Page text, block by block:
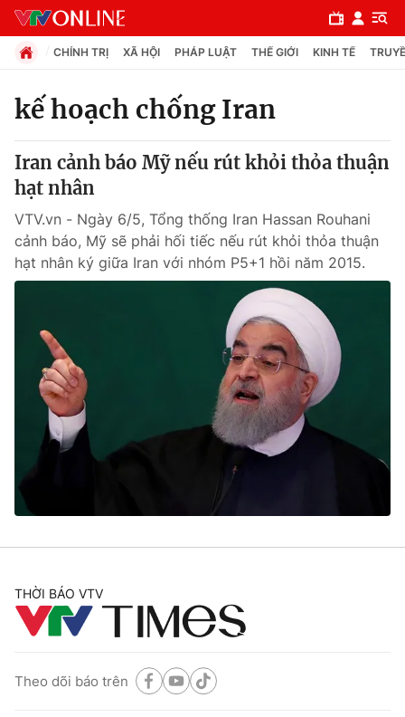
Chuyên mục
Chính trị
Xã hội
Pháp luật
Y tế
Thế giới
Tin tức
Thế giới đó đây
Câu chuyện quốc tế
Kinh tế
Tài chính
Thị trường
Góc doanh nghiệp
Dữ liệu và đời sống
Truyền hình
Phim VTV
Hậu trường
Giải trí
Điện ảnh
Âm nhạc
Du lịch
CHÍNH TRỊ XÃ HỘI PHÁP LUẬT THẾ GIỚI KINH TẾ
kế hoạch chống Iran
Iran cảnh báo Mỹ nếu rút khỏi thỏa thuận
hạt nhân
VTV.vn - Ngày 6/5, Tổng thống Iran Hassan Rouhani
cảnh báo, Mỹ sẽ phải hối tiếc nếu rút khỏi thỏa thuận
hạt nhân ký giữa Iran với nhóm P5+1 hồi năm 2015.
THỜI BÁO VTV
Theo dõi báo trên